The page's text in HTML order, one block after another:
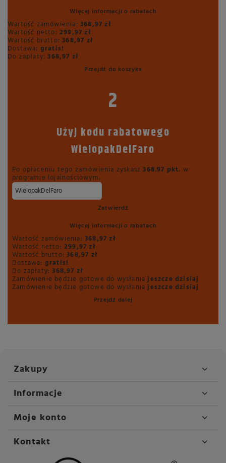
Więcej informacji o rabatach
Wartość zamówienia: 368,97 zł
Wartość netto: 299,97 zł
Wartość brutto: 368,97 zł
Dostawa: gratis!
Do zapłaty: 368,97 zł
Przejdź do koszyka
2
Użyj kodu rabatowego
WielopakDelFaro
Po opłaceniu tego zamówienia zyskasz368.97 pkt. w
programie lojalnościowym.
Zatwierdź
Więcej informacji o rabatach
Wartość zamówienia: 368,97 zł
Wartość netto: 299,97 zł
Wartość brutto: 368,97 zł
Dostawa: gratis!
Do zapłaty: 368,97 zł
Zamówienie będzie gotowe do wysłaniajeszcze dzisiaj
Zamówienie będzie gotowe do wysłaniajeszcze dzisiaj
Przejdź dalej
Zakupy
Informacje
Moje konto
Kontakt